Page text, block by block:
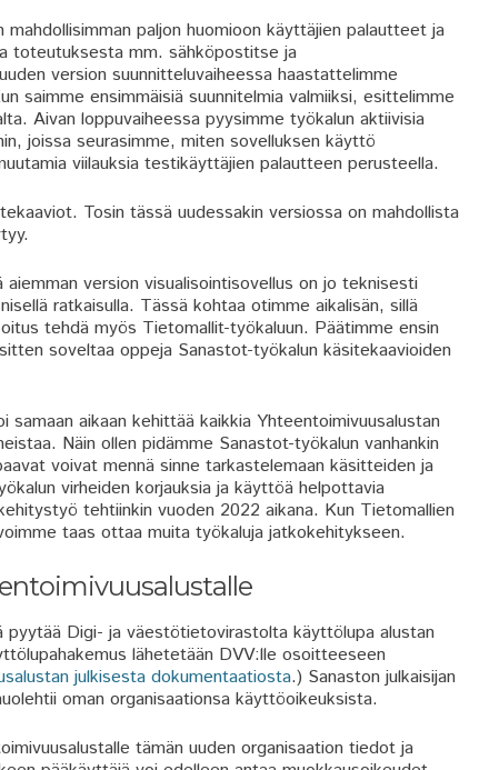
paljon huomioon käyttäjien palautteet ja
toteutuksesta mm. sähköpostitse ja
version suunnitteluvaiheessa haastattelimme
saimme ensimmäisiä suunnitelmia valmiiksi, esittelimme
Aivan loppuvaiheessa pyysimme työkalun aktiivisia
joissa seurasimme, miten sovelluksen käyttö
viilauksia testikäyttäjien palautteen perusteella.
Tosin tässä uudessakin versiossa on mahdollista
version visualisointisovellus on jo teknisesti
ratkaisulla. Tässä kohtaa otimme aikalisän, sillä
tehdä myös Tietomallit-työkaluun. Päätimme ensin
soveltaa oppeja Sanastot-työkalun käsitekaavioiden
aikaan kehittää kaikkia Yhteentoimivuusalustan
Näin ollen pidämme Sanastot-työkalun vanhankin
voivat mennä sinne tarkastelemaan käsitteiden ja
virheiden korjauksia ja käyttöä helpottavia
tehtiinkin vuoden 2022 aikana. Kun Tietomallien
taas ottaa muita työkaluja jatkokehitykseen.
pyytää Digi- ja väestötietovirastolta käyttölupa alustan
lähetetään DVV:lle osoitteeseen
julkisesta dokumentaatiosta.) Sanaston julkaisijan
oman organisaationsa käyttöoikeuksista.
tämän uuden organisaation tiedot ja